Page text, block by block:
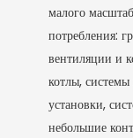
малого
потребления:
вентиляции и
котлы, системы
установки,
небольшие